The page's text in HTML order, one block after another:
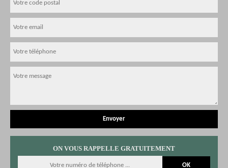
ON VOUS RAPPELLE GRATUITEMENT